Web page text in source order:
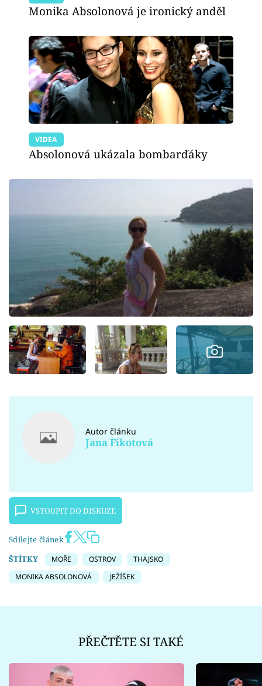
Monika Absolonová je ironický anděl
VIDEA
Absolonová ukázala bombarďáky
Autor článku
Jana Fikotová
VSTOUPIT DO DISKUZE
Sdílejte článek
ŠTÍTKY
MOŘE OSTROV
THAJSKO
MONIKA ABSOLONOVÁ
JEŽÍŠEK
PŘEČTĚTE SI TAKÉ